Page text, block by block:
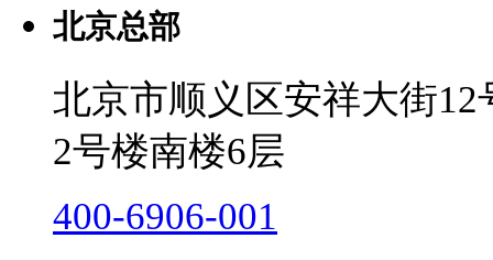
北京总部
北京市顺义区安祥大街
2号楼南楼6层
400-6906-001